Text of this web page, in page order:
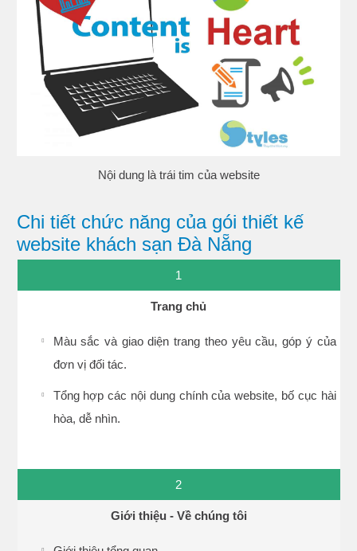
Nội dung là trái tim của website
Chi tiết chức năng của gói thiết kế
website khách sạn Đà Nẵng
1
Trang chủ
Màu sắc và giao diện trang theo yêu cầu, góp ý của
đơn vị đối tác.
Tổng hợp các nội dung chính của website, bố cục hài
hòa, dễ nhìn.
2
Giới thiệu - Về chúng tôi